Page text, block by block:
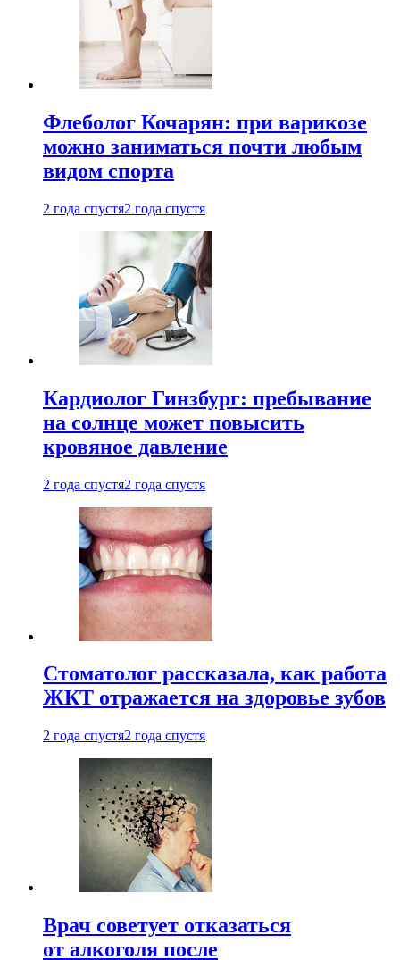
Флеболог Кочарян: при варикозе
можно заниматься почти любым
видом спорта
2 года спустя2 года спустя
Кардиолог Гинзбург: пребывание
на солнце может повысить
кровяное давление
2 года спустя2 года спустя
Стоматолог рассказала, как работа
ЖКТ отражается на здоровье зубов
2 года спустя2 года спустя
Врач советует отказаться
от алкоголя после